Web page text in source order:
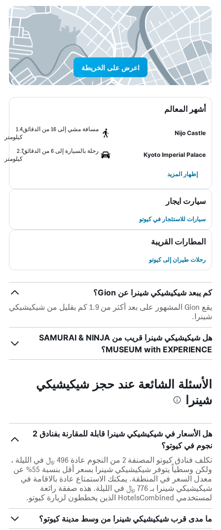
اعرض على الخريطة
أشهر المعالم
Nijo Castle
مسافة مشي إلى 16 من الدقائق
1.4
كيلومتر
Kyoto Imperial Palace
رحلة بالسيارة إلى 6 من الدقائق
2.7
كيلومتر
إظهار المزيد
سيارت ايجار
سيارات للاستئجار في كيوتو
المطارات القريبة
رحلات طيران إلى كيوتو
كم يبعد شيكيشيكي شينرا عن Gion؟
يقع Gion المشهور على بعد أكثر من 1.9 كم بقليل من شيكيشيكي
شينرا.
هل شيكيشيكي شينرا قريب من SAMURAI & NINJA
MUSEUM with EXPERIENCE؟
الأسئلة الشائعة عند حجز شيكيشيكي
شينرا
هل الأسعار في شيكيشيكي شينرا قابلة للمقارنة بفنادق 2
نجوم في كيوتو؟
تكلف فنادق كيوتو المصنفة 2 من النجوم عادة 496 ﷼ في الليلة ،
ولكن وسطياً يتوفر شيكيشيكي شينرا بسعر أقل بنسبة 55% عن
معدل السعر في المنطقة. يمكنك الاستمتاع عادة بالاقامة في
شيكيشيكي شينرا بـ 776 ﷼ في الليلة. هذه صفقة رائعة
لمستخدمي HotelsCombined الذين يخططون لزيارة كيوتو.
ما مدى قرب شيكيشيكي شينرا من وسط مدينة كيوتو؟